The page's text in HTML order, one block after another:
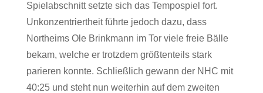
Spielabschnitt setzte sich das Tempospiel fort.
Unkonzentriertheit führte jedoch dazu, dass
Northeims Ole Brinkmann im Tor viele freie Bälle
bekam, welche er trotzdem größtenteils stark
parieren konnte. Schließlich gewann der NHC mit
40:25 und steht nun weiterhin auf dem zweiten